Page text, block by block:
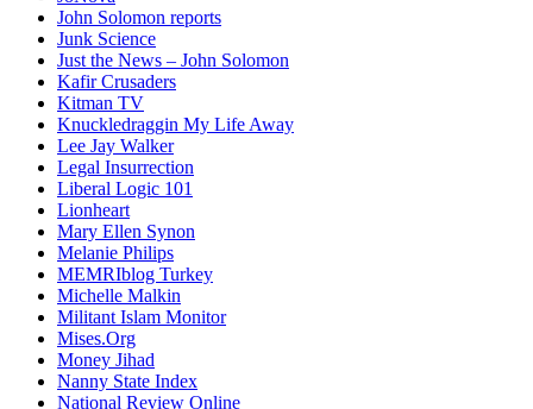
John Solomon reports
Junk Science
Just the News – John Solomon
Kafir Crusaders
Kitman TV
Knuckledraggin My Life Away
Lee Jay Walker
Legal Insurrection
Liberal Logic 101
Lionheart
Mary Ellen Synon
Melanie Philips
MEMRIblog Turkey
Michelle Malkin
Militant Islam Monitor
Mises.Org
Money Jihad
Nanny State Index
National Review Online